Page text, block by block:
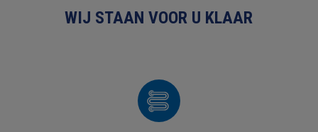
WIJ STAAN VOOR U KLAAR